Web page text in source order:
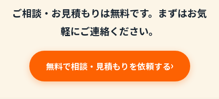
ご相談・お見積もりは無料です。まずはお気
軽にご連絡ください。
無料で相談・見積もりを依頼する